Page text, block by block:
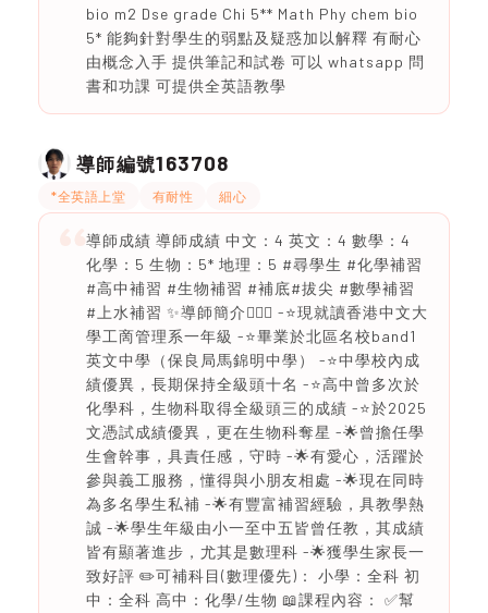
bio m2 Dse grade Chi 5** Math Phy chem bio
5* 能夠針對學生的弱點及疑惑加以解釋 有耐心
由概念入手 提供筆記和試卷 可以 whatsapp 問
書和功課 可提供全英語教學
導師編號163708
*全英語上堂 有耐性 細心
導師成績 導師成績 中文：4 英文：4 數學：4
化學：5 生物：5* 地理：5 #尋學生 #化學補習
#高中補習 #生物補習 #補底#拔尖 #數學補習
#上水補習 ✨導師簡介🙋🏻‍♂️ -⭐現就讀香港中文大
學工啇管理系一年級 -⭐畢業於北區名校band1
英文中學（保良局馬錦明中學） -⭐中學校內成
績優異，長期保持全級頭十名 -⭐高中曾多次於
化學科，生物科取得全級頭三的成績 -⭐於2025
文憑試成績優異，更在生物科奪星 -🌟曾擔任學
生會幹事，具責任感，守時 -🌟有愛心，活躍於
參與義工服務，懂得與小朋友相處 -🌟現在同時
為多名學生私補 -🌟有豐富補習經驗，具教學熱
誠 -🌟學生年級由小一至中五皆曾任教，其成績
皆有顯著進步，尤其是數理科 -🌟獲學生家長一
致好評 ✏️可補科目(數理優先)： 小學：全科 初
中：全科 高中：化學/生物 📖課程內容： ✅幫